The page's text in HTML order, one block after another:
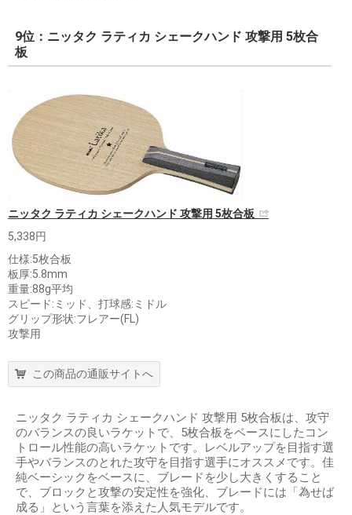
9位：ニッタク ラティカ シェークハンド 攻撃用 5枚合
板
ニッタク ラティカ シェークハンド 攻撃用 5枚合板
5,338円
仕様:5枚合板
板厚:5.8mm
重量:88g平均
スピード:ミッド、打球感:ミドル
グリップ形状:フレアー(FL)
攻撃用
この商品の通販サイトへ
ニッタク ラティカ シェークハンド 攻撃用 5枚合板は、攻守
のバランスの良いラケットで、5枚合板をベースにしたコン
トロール性能の高いラケットです。レベルアップを目指す選
手やバランスのとれた攻守を目指す選手にオススメです。佳
純ベーシックをベースに、ブレードを少し大きくすること
で、ブロックと攻撃の安定性を強化、ブレードには「為せば
成る」という言葉を添えた人気モデルです。